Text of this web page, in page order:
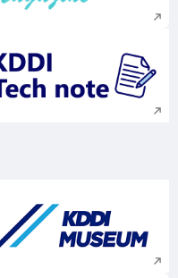
新規ウィンドウで
新規ウィンドウで